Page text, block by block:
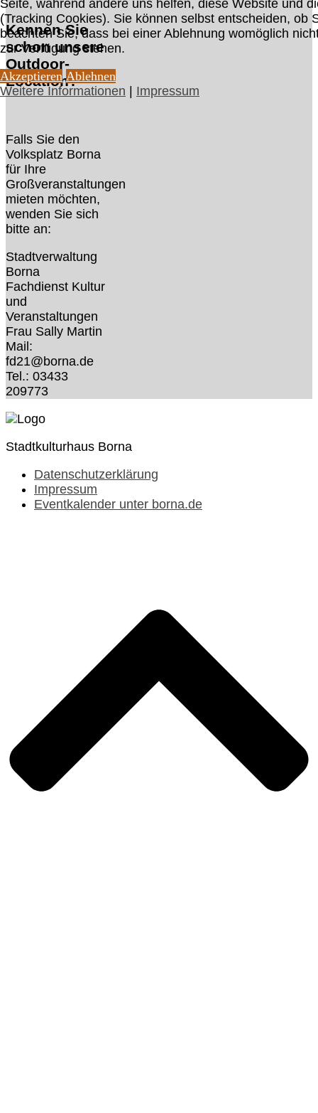
Kennen Sie
schon unsere
Outdoor-
Location?
Falls Sie den
Volksplatz Borna
für Ihre
Großveranstaltungen
mieten möchten,
wenden Sie sich
bitte an:
Stadtverwaltung
Borna
Fachdienst Kultur
und
Veranstaltungen
Frau Sally Martin
Mail:
fd21@borna.de
Tel.: 03433
209773
Stadtkulturhaus Borna
Datenschutzerklärung
Impressum
Eventkalender unter borna.de
Seite, während andere uns helfen, diese Website und
(Tracking Cookies). Sie können selbst entscheiden, ob
beachten Sie, dass bei einer Ablehnung womöglich
zur Verfügung stehen.
Akzeptieren Ablehnen
Weitere Informationen | Impressum